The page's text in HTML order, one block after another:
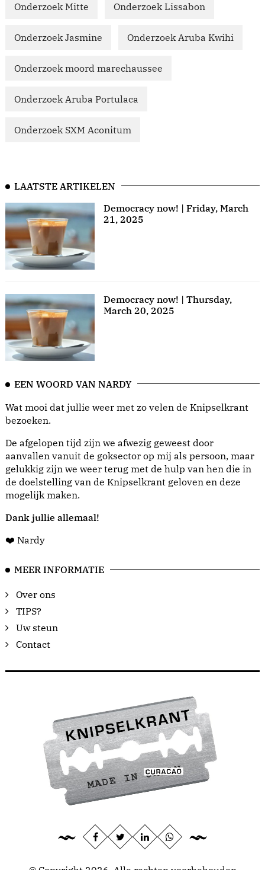
Onderzoek Mitte Onderzoek Lissabon
Onderzoek Jasmine Onderzoek Aruba Kwihi
Onderzoek moord marechaussee
Onderzoek Aruba Portulaca
Onderzoek SXM Aconitum
LAATSTE ARTIKELEN
Democracy now! | Friday, March
21, 2025
Democracy now! | Thursday,
March 20, 2025
EEN WOORD VAN NARDY
Wat mooi dat jullie weer met zo velen de Knipselkrant
bezoeken.
De afgelopen tijd zijn we afwezig geweest door
aanvallen vanuit de goksector op mij als persoon, maar
gelukkig zijn we weer terug met de hulp van hen die in
de doelstelling van de Knipselkrant geloven en deze
mogelijk maken.
Dank jullie allemaal!
❤️ Nardy
MEER INFORMATIE
Over ons
TIPS?
Uw steun
Contact